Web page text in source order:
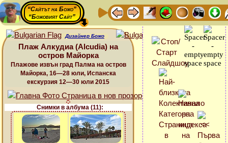
“Сайтът на Божо”
“Божовият Сайт”
Дизайнер Божо
Плаж Алкудиа (Alcudia) на
остров Майорка
Плажове извън град Палма на остров
Майорка, 16—28 юли, Испанска
екскурзия 12—30 юли 2015
Снимки в албума (11):